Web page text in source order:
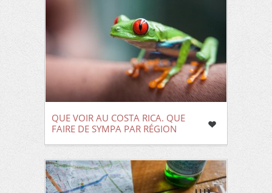
QUE VOIR AU COSTA RICA. QUE
FAIRE DE SYMPA PAR RÉGION